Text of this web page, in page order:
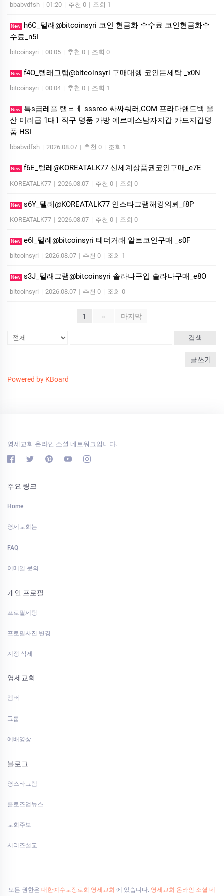
bbabvdfsh | 01:20 | 추천 0 | 조회 1
New
h6C_텔래@bitcoinsyri 코인 현금화 수수료 코인현금화수
수료_n5I
bitcoinsyri | 00:05 | 추천 0 | 조회 0
New f4O_텔래그램@bitcoinsyri 구매대행 코인돈세탁 _x0N
bitcoinsyri | 00:04 | 추천 0 | 조회 1
New
특s급레플 탤ㄹㅔ sssreo 싸싸숴러,COM 프라다핸드백 울
산 미러급 1대1 직구 명품 가방 에르메스남자지갑 카드지갑명
품 HSI
bbabvdfsh | 2026.08.07 | 추천 0 | 조회 1
New f6E_텔레@KOREATALK77 신세계상품권코인구매_e7E
KOREATALK77 | 2026.08.07 | 추천 0 | 조회 0
New s6Y_텔레@KOREATALK77 인스타그램해킹의뢰_f8P
KOREATALK77 | 2026.08.07 | 추천 0 | 조회 0
New e6I_텔레@bitcoinsyri 테더거래 알트코인구매 _s0F
bitcoinsyri | 2026.08.07 | 추천 0 | 조회 1
New s3J_텔래그램@bitcoinsyri 솔라나구입 솔라나구매_e8O
bitcoinsyri | 2026.08.07 | 추천 0 | 조회 0
1 » 마지막
검색
글쓰기
Powered by KBoard
영세교회 온라인 소셜 네트워크입니다.
주요 링크
Home
영세교회는
FAQ
이메일 문의
개인 프로필
프로필세팅
프로필사진 변경
계정 삭제
영세교회
멤버
그룹
예배영상
블로그
영스타그램
클로즈업뉴스
교회주보
시리즈설교
모든 권한은 대한예수교장로회 영세교회 에 있습니다. 영세교회 온라인 소셜 네